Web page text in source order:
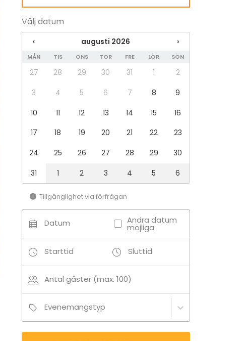
Välj datum
‹ augusti 2026 ›
MÅN TIS ONS TOR FRE LÖR SÖN
27 28 29 30 31 1
2
3
4 5 6 7 8
9
10
11 12 13 14 15
16
17
18 19 20 21 22
23
24
25 26 27 28 29
30
31
1 2 3 4 5 6
Tillgänglighet via förfrågan
Datum Andra datum
möjliga
Starttid Sluttid
Antal gäster (max. 100)
Evenemangstyp